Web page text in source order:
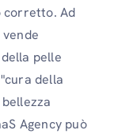
corretto. Ad
pelle
della
Agency può